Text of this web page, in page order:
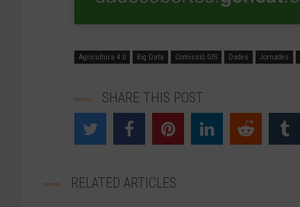
Agricultura 4.0 Big Data Comissió GIS Dades Jornades
SHARE THIS POST
RELATED ARTICLES